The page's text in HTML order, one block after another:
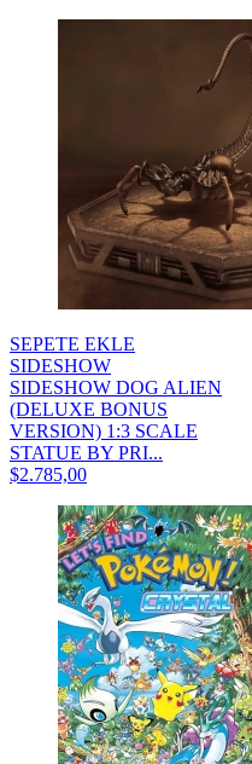
SEPETE EKLE
SIDESHOW
SIDESHOW DOG ALIEN
(DELUXE BONUS
VERSION) 1:3 SCALE
STATUE BY PRI...
$2.785,00